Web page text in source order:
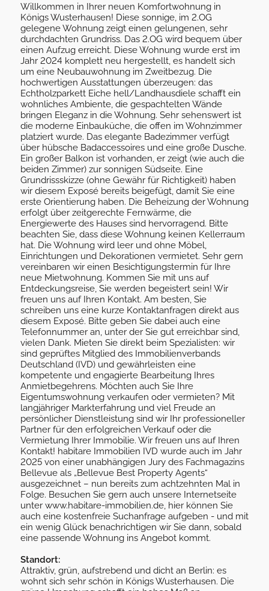
Willkommen in Ihrer neuen Komfortwohnung in
Königs Wusterhausen! Diese sonnige, im 2.OG
gelegene Wohnung zeigt einen gelungenen, sehr
durchdachten Grundriss. Das 2.OG wird bequem über
einen Aufzug erreicht. Diese Wohnung wurde erst im
Jahr 2024 komplett neu hergestellt, es handelt sich
um eine Neubauwohnung im Zweitbezug. Die
hochwertigen Ausstattungen überzeugen: das
Echtholzparkett Eiche hell/Landhausdiele schafft ein
wohnliches Ambiente, die gespachtelten Wände
bringen Eleganz in die Wohnung. Sehr sehenswert ist
die moderne Einbauküche, die offen im Wohnzimmer
platziert wurde. Das elegante Badezimmer verfügt
über hübsche Badaccessoires und eine große Dusche.
Ein großer Balkon ist vorhanden, er zeigt (wie auch die
beiden Zimmer) zur sonnigen Südseite. Eine
Grundrissskizze (ohne Gewähr für Richtigkeit) haben
wir diesem Exposé bereits beigefügt, damit Sie eine
erste Orientierung haben. Die Beheizung der Wohnung
erfolgt über zeitgerechte Fernwärme, die
Energiewerte des Hauses sind hervorragend. Bitte
beachten Sie, dass diese Wohnung keinen Kellerraum
hat. Die Wohnung wird leer und ohne Möbel,
Einrichtungen und Dekorationen vermietet. Sehr gern
vereinbaren wir einen Besichtigungstermin für Ihre
neue Mietwohnung. Kommen Sie mit uns auf
Entdeckungsreise, Sie werden begeistert sein! Wir
freuen uns auf Ihren Kontakt. Am besten, Sie
schreiben uns eine kurze Kontaktanfragen direkt aus
diesem Exposé. Bitte geben Sie dabei auch eine
Telefonnummer an, unter der Sie gut erreichbar sind,
vielen Dank. Mieten Sie direkt beim Spezialisten: wir
sind geprüftes Mitglied des Immobilienverbands
Deutschland (IVD) und gewährleisten eine
kompetente und engagierte Bearbeitung Ihres
Anmietbegehrens. Möchten auch Sie Ihre
Eigentumswohnung verkaufen oder vermieten? Mit
langjähriger Markterfahrung und viel Freude an
persönlicher Dienstleistung sind wir Ihr professioneller
Partner für den erfolgreichen Verkauf oder die
Vermietung Ihrer Immobilie. Wir freuen uns auf Ihren
Kontakt! habitare Immobilien IVD wurde auch im Jahr
2025 von einer unabhängigen Jury des Fachmagazins
Bellevue als „Bellevue Best Property Agents“
ausgezeichnet – nun bereits zum achtzehnten Mal in
Folge. Besuchen Sie gern auch unsere Internetseite
unter www.habitare-immobilien.de, hier können Sie
auch eine kostenfreie Suchanfrage aufgeben - und mit
ein wenig Glück benachrichtigen wir Sie dann, sobald
eine passende Wohnung ins Angebot kommt.
Standort:
Attraktiv, grün, aufstrebend und dicht an Berlin: es
wohnt sich sehr schön in Königs Wusterhausen. Die